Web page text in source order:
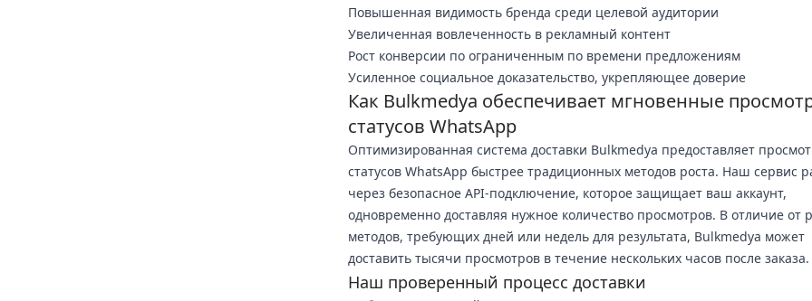
Повышенная видимость бренда среди целевой аудитории
Увеличенная вовлеченность в рекламный контент
Рост конверсии по ограниченным по времени предложениям
Усиленное социальное доказательство, укрепляющее доверие
Как Bulkmedya обеспечивает мгновенные
статусов WhatsApp
Оптимизированная система доставки Bulkmedya предоставляет
статусов WhatsApp быстрее традиционных методов роста. Наш сервис
через безопасное API-подключение, которое защищает ваш аккаунт,
одновременно доставляя нужное количество просмотров. В отличие от
методов, требующих дней или недель для результата, Bulkmedya может
доставить тысячи просмотров в течение нескольких часов после заказа.
Наш проверенный процесс доставки